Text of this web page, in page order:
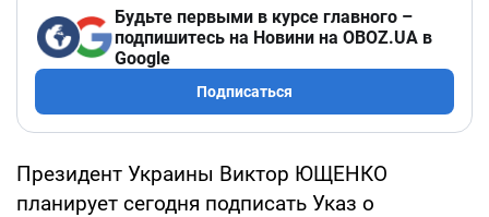
Будьте первыми в курсе главного –
подпишитесь на Новини на OBOZ.UA в
Google
Подписаться
Президент Украины Виктор ЮЩЕНКО
планирует сегодня подписать Указ о